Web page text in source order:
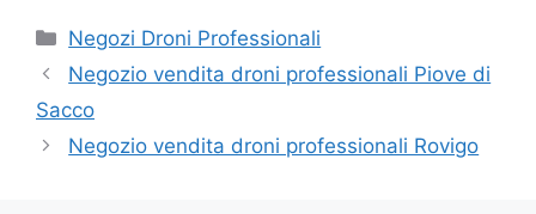
Categorie
Negozi Droni Professionali
Negozio vendita droni professionali Piove di
Sacco
Negozio vendita droni professionali Rovigo